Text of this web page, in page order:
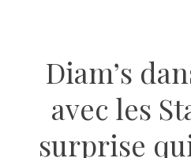
Diam’s
avec les
surprise